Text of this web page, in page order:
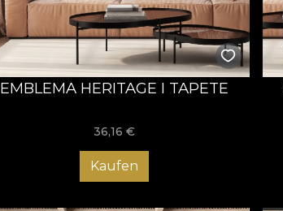
EMBLEMA HERITAGE I TAPETE
36,16 €
Kaufen